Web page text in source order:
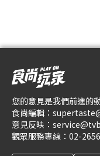
您的意見是我們前進的
食尚編輯：
意見反映：
觀眾服務專線： 02-